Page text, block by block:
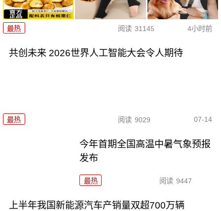
最热 阅读 31145 4小时前
共创未来 2026世界人工智能大会令人期待
最热 阅读 9029 07-14
今年首期全国高温中暑气象预报
发布
最热 阅读 9447
上半年我国新能源汽车产销量双超700万辆